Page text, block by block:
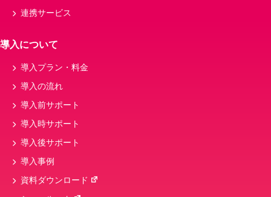
連携サービス
導入について
導入プラン・料金
導入の流れ
導入前サポート
導入時サポート
導入後サポート
導入事例
資料ダウンロード